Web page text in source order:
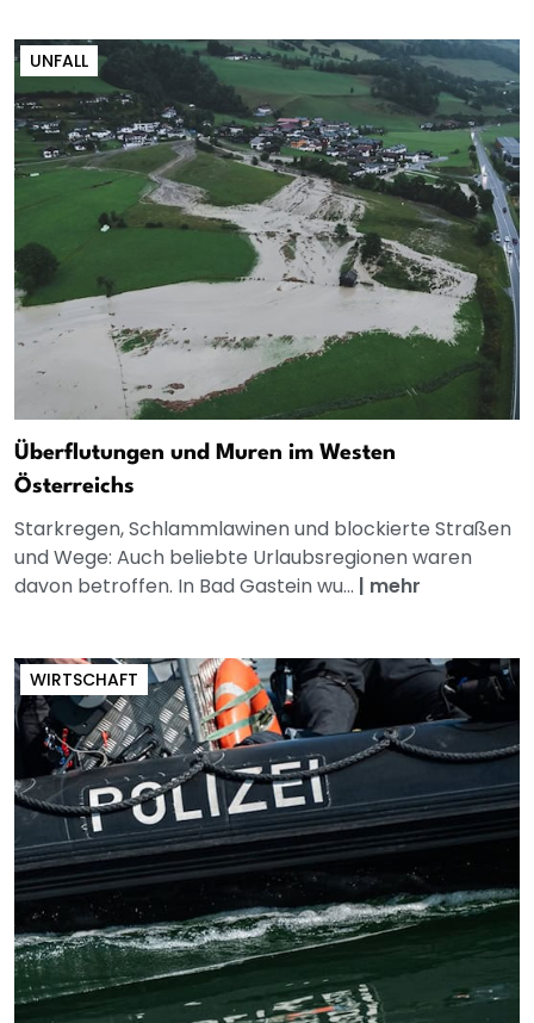
UNFALL
Überflutungen und Muren im Westen
Österreichs
Starkregen, Schlammlawinen und blockierte Straßen
und Wege: Auch beliebte Urlaubsregionen waren
davon betroffen. In Bad Gastein wu... | mehr
WIRTSCHAFT